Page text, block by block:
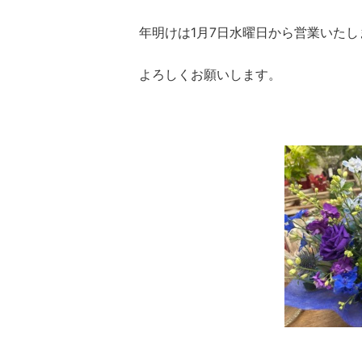
年明けは1月7日水曜日から営業いたし
よろしくお願いします。